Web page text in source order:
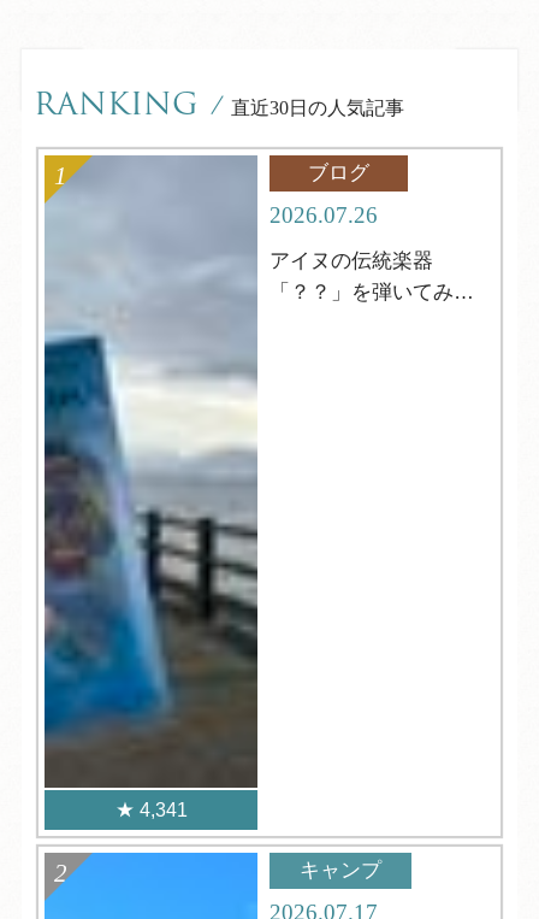
RANKING / 直近30日の人気記事
4,341
ブログ
2026.07.26
アイヌの伝統楽器
「？？」を弾いてみよ
キャンプ
2026.07.17